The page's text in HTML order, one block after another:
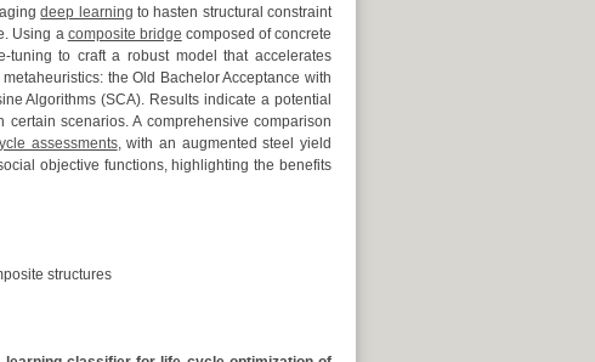
deep learning to hasten structural constraint
Using a composite bridge composed of concrete
tuning to craft a robust model that accelerates
the Old Bachelor Acceptance with
Algorithms (SCA). Results indicate a potential
scenarios. A comprehensive comparison
assessments, with an augmented steel yield
objective functions, highlighting the benefits
structures